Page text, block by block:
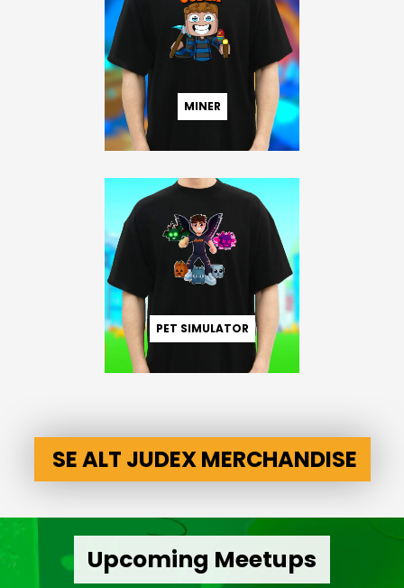
MINER
PET SIMULATOR
SE ALT JUDEX MERCHANDISE
Upcoming Meetups